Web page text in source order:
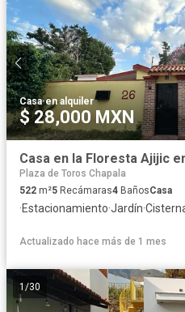
Casa·en alquiler
$ 28,000 MXN
Casa en la Floresta Ajijic
Plaza de Toros Chapala
522 m²5 Recámaras4 BañosCasa
·Estacionamiento·Jardín·
Actualizado hace más de 1 mes
1 /30